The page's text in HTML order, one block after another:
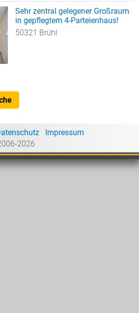
Sehr zentral gelegener Großraum
in gepflegtem 4-Parteienhaus!
50321 Brühl
Impressum
2026